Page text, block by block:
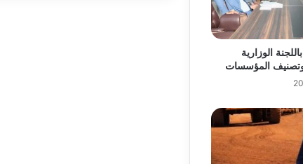
الوزارية
وتصنيف المؤسسات